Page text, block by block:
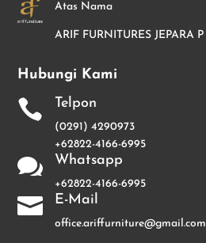
Atas Nama
ARIF FURNITURES JEPARA P
Hubungi Kami
 Telpon
(0291) 4290973
+62822-4166-6995
 Whatsapp
+62822-4166-6995
 E-Mail
office.ariffurniture@gmail.com